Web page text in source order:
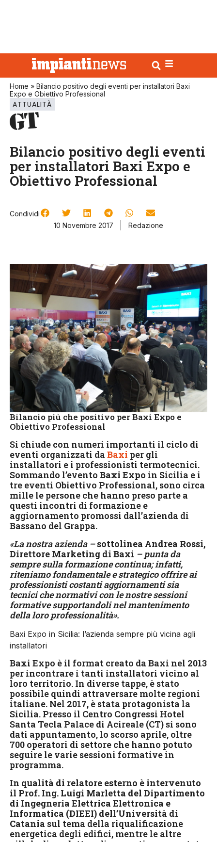
Home » Bilancio positivo degli eventi per installatori Baxi
Expo e Obiettivo Professional
ATTUALITÀ
Bilancio positivo degli eventi
per installatori Baxi Expo e
Obiettivo Professional
Condividi
10 Novembre 2017
Redazione
Bilancio più che positivo per Baxi Expo e
Obiettivo Professional
Si chiude con numeri importanti il ciclo di
eventi organizzati da Baxi per gli
installatori e i professionisti termotecnici.
Sommando l’evento Baxi Expo in Sicilia e i
tre eventi Obiettivo Professional, sono circa
mille le persone che hanno preso parte a
questi incontri di formazione e
aggiornamento promossi dall’azienda di
Bassano del Grappa.
«La nostra azienda –sottolinea Andrea Rossi,
Direttore Marketing di Baxi – punta da
sempre sulla formazione continua; infatti,
riteniamo fondamentale e strategico offrire ai
professionisti costanti aggiornamenti sia
tecnici che normativi con le nostre sessioni
formative supportandoli nel mantenimento
della loro professionalità».
Baxi Expo in Sicilia: l’azienda sempre più vicina agli
installatori
Baxi Expo è il format creato da Baxi nel 2013
per incontrare i tanti installatori vicino al
loro territorio. In diverse tappe, è stato
possibile quindi attraversare molte regioni
italiane. Nel 2017, è stata protagonista la
Sicilia. Presso il Centro Congressi Hotel
Santa Tecla Palace di Acireale (CT) si sono
dati appuntamento, lo scorso aprile, oltre
700 operatori di settore che hanno potuto
seguire le varie sessioni formative in
programma.
In qualità di relatore esterno è intervenuto
il Prof. Ing. Luigi Marletta del Dipartimento
di Ingegneria Elettrica Elettronica e
Informatica (DIEEI) dell’Università di
Catania sul tema della riqualificazione
energetica degli edifici, mentre le altre